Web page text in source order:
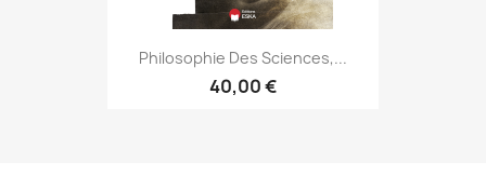
Philosophie Des Sciences,...
40,00 €